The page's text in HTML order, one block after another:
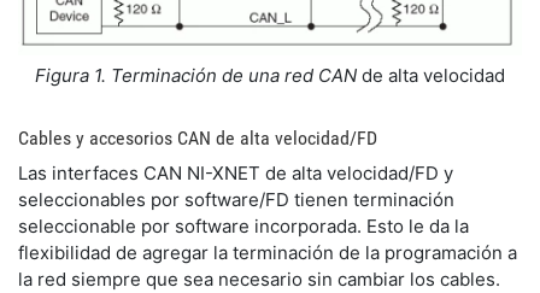
Figura 1. Terminación de una red CAN de alta velocidad
Cables y accesorios CAN de alta velocidad/FD
Las interfaces CAN NI-XNET de alta velocidad/FD y
seleccionables por software/FD tienen terminación
seleccionable por software incorporada. Esto le da la
flexibilidad de agregar la terminación de la programación a
la red siempre que sea necesario sin cambiar los cables.